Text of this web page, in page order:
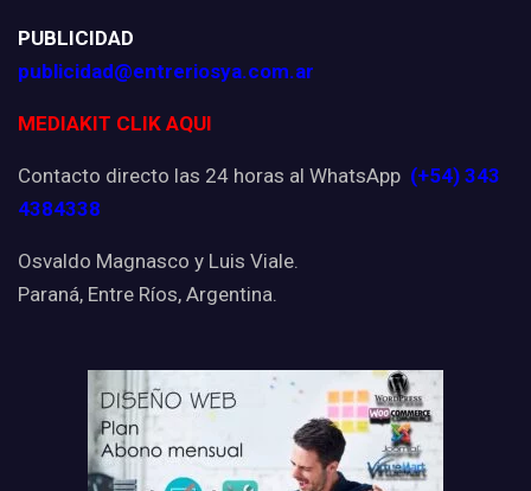
PUBLICIDAD
publicidad@entreriosya.com.ar
MEDIAKIT CLIK AQUI
Contacto directo las 24 horas al WhatsApp (+54) 343
4384338
Osvaldo Magnasco y Luis Viale.
Paraná, Entre Ríos, Argentina.